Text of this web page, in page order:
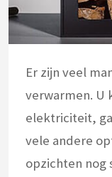
Er zijn veel
verwarmen. U
elektriciteit,
vele andere
opzichten nog